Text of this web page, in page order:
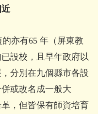
亦有65 年（屏東教
設校，且早年政府以
分別在九個縣市各設
或改名成一般大
，但皆保有師資培育